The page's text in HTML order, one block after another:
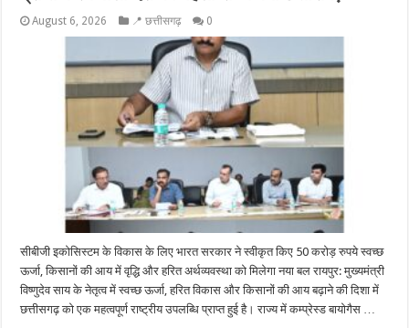
August 6, 2026 📍 छत्तीसगढ़ 0
सीबीजी इकोसिस्टम के विकास के लिए भारत सरकार ने स्वीकृत किए 50 करोड़ रुपये स्वच्छ
ऊर्जा, किसानों की आय में वृद्धि और हरित अर्थव्यवस्था को मिलेगा नया बल रायपुर: मुख्यमंत्री
विष्णुदेव साय के नेतृत्व में स्वच्छ ऊर्जा, हरित विकास और किसानों की आय बढ़ाने की दिशा में
छत्तीसगढ़ को एक महत्वपूर्ण राष्ट्रीय उपलब्धि प्राप्त हुई है। राज्य में कम्प्रेस्ड बायोगैस …